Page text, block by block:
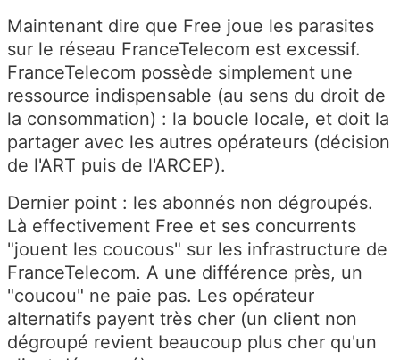
Maintenant dire que Free joue les parasites
sur le réseau FranceTelecom est excessif.
FranceTelecom possède simplement une
ressource indispensable (au sens du droit de
la consommation) : la boucle locale, et doit la
partager avec les autres opérateurs (décision
de l'ART puis de l'ARCEP).
Dernier point : les abonnés non dégroupés.
Là effectivement Free et ses concurrents
"jouent les coucous" sur les infrastructure de
FranceTelecom. A une différence près, un
"coucou" ne paie pas. Les opérateur
alternatifs payent très cher (un client non
dégroupé revient beaucoup plus cher qu'un